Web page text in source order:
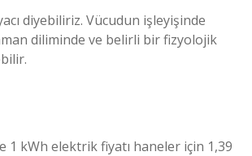
diyebiliriz. Vücudun işleyişinde
diliminde ve belirli bir fizyolojik
1 kWh elektrik fiyatı haneler için 1,39